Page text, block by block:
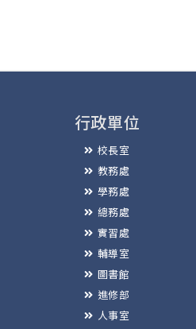
行政單位
校長室
教務處
學務處
總務處
實習處
輔導室
圖書館
進修部
人事室